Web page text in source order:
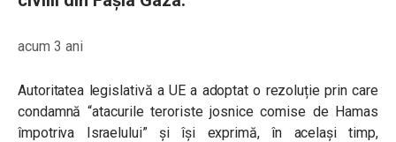
acum 3 ani
Autoritatea legislativă a UE a adoptat o rezoluție prin care
condamnă “atacurile teroriste josnice comise de Hamas
împotriva Israelului” și își exprimă, în același timp,